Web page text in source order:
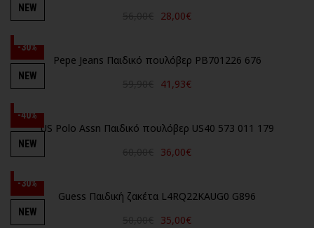
NEW
28,00€
-30%
NEW
Pepe Jeans Παιδικό πουλόβερ PB701226 676
41,93€
-40%
NEW
US Polo Assn Παιδικό πουλόβερ US40 573 011 179
36,00€
-30%
NEW
Guess Παιδική ζακέτα L4RQ22KAUG0 G896
35,00€